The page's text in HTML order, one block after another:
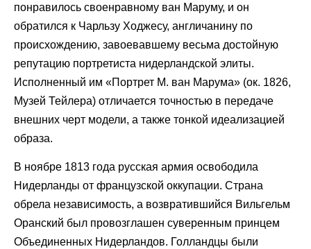
понравилось своенравному ван Маруму, и он
обратился к Чарльзу Ходжесу, англичанину по
происхождению, завоевавшему весьма достойную
репутацию портретиста нидерландской элиты.
Исполненный им «Портрет М. ван Марума» (ок. 1826,
Музей Тейлера) отличается точностью в передаче
внешних черт модели, а также тонкой идеализацией
образа.
В ноябре 1813 года русская армия освободила
Нидерланды от французской оккупации. Страна
обрела независимость, а возвратившийся Вильгельм
Оранский был провозглашен суверенным принцем
Объединенных Нидерландов. Голландцы были